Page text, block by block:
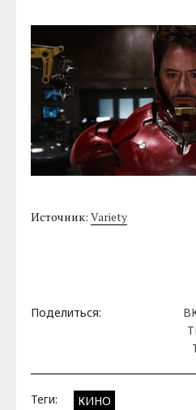
Источник:Variety
Поделиться:
Теги: КИНО